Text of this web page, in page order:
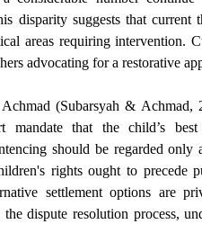
disparity suggests that current
areas requiring intervention.
advocating for a restorative
(Subarsyah & Achmad,
that the child’s
should be regarded only
rights ought to precede
settlement options are
dispute resolution process,